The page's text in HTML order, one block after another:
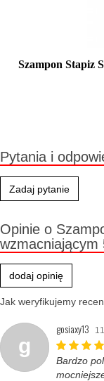
Szampon Stapiz
Pytania i
Zadaj pytanie
Opinie o
wzmacniającym
dodaj opinię
Jak weryfikujemy
g
gosiaxy13
Bardzo